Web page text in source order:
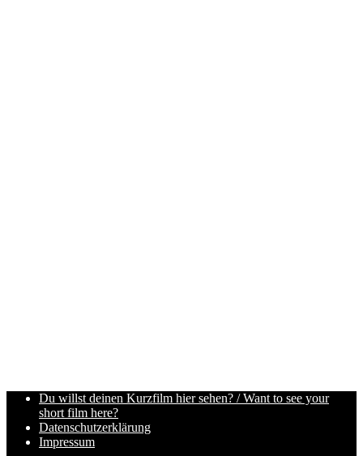
Du willst deinen Kurzfilm hier sehen? / Want to see your
short film here?
Datenschutzerklärung
Impressum